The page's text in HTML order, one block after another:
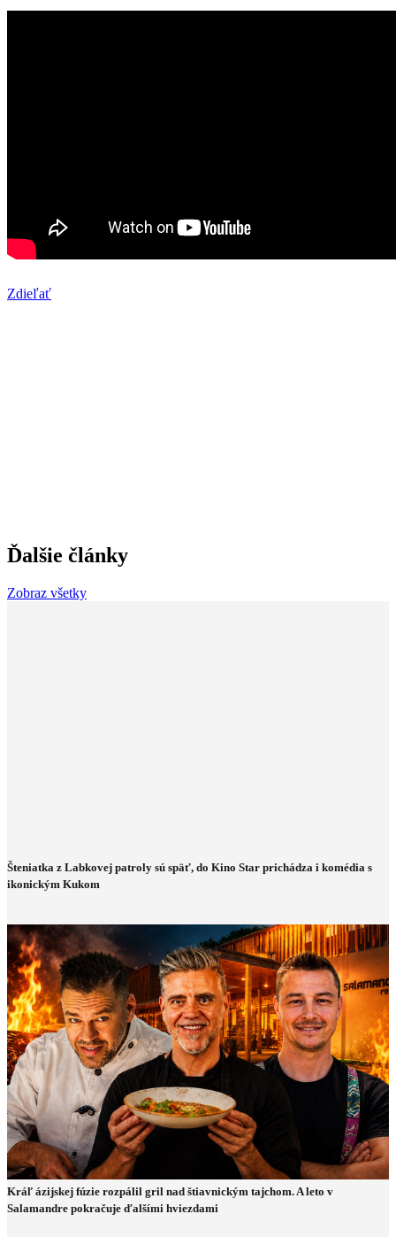
Zdieľať
Ďalšie články
Zobraz všetky
Šteniatka z Labkovej patroly sú späť, do Kino Star prichádza i komédia s
ikonickým Kukom
Kráľ ázijskej fúzie rozpálil gril nad štiavnickým tajchom. A leto v
Salamandre pokračuje ďalšími hviezdami